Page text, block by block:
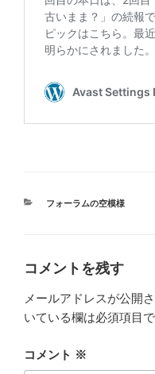
カ
フォーラムの空模様
コメントを残す
メールアドレスが公開
いている欄は必須項目
コメント ※